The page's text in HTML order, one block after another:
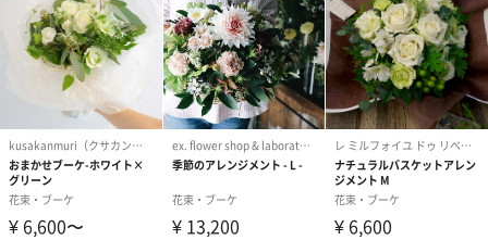
マンゴー
マンゴーピューレ入りのとろける甘さのゼリー。南国の太陽の恵
みが詰まっています。
さくらんぼ